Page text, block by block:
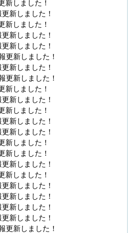
新しました！
新しました！
新しました！
新しました！
新しました！
更新しました！
新しました！
更新しました！
新しました！
新しました！
新しました！
新しました！
新しました！
新しました！
新しました！
新しました！
新しました！
新しました！
新しました！
新しました！
新しました！
更新しました！